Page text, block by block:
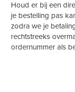
Houd er bij een
je bestelling pas
zodra we je
rechtstreeks
ordernummer als